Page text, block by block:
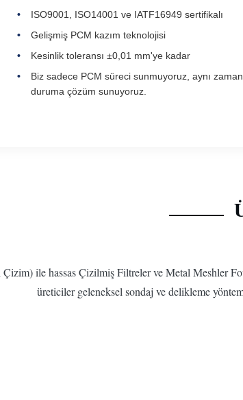
ISO9001, ISO14001 ve IATF16949 sertifikalı
Gelişmiş PCM kazım teknolojisi
Kesinlik toleransı ±0,01 mm'ye kadar
Biz sadece PCM süreci sunmuyoruz, aynı
duruma çözüm sunuyoruz.
ile hassas Çizilmiş Filtreler ve Metal Meshler
üreticiler geleneksel sondaj ve delikleme